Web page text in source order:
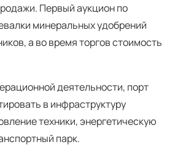
Первый аукцион по
минеральных удобрений
а во время торгов стоимость
деятельности, порт
в инфраструктуру
техники, энергетическую
парк.